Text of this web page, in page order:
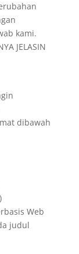
kami.
JELASIN
dibawah
Web
judul